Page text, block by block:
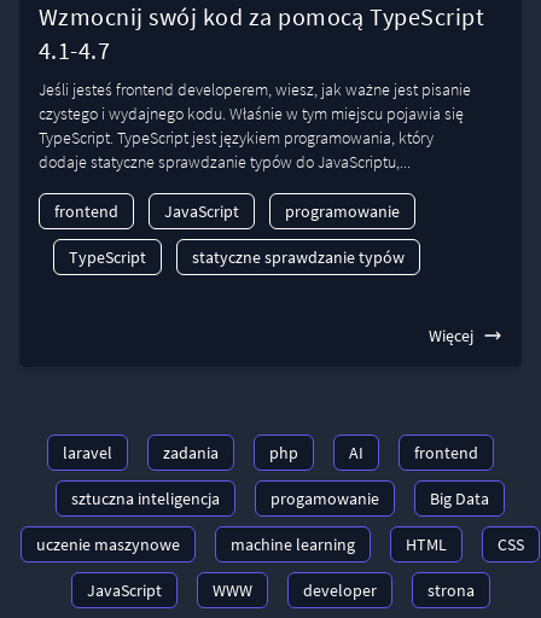
Wzmocnij swój kod za pomocą TypeScript
4.1-4.7
Jeśli jesteś frontend developerem, wiesz, jak ważne jest pisanie
czystego i wydajnego kodu. Właśnie w tym miejscu pojawia się
TypeScript. TypeScript jest językiem programowania, który
dodaje statyczne sprawdzanie typów do JavaScriptu,...
frontend JavaScript programowanie
TypeScript statyczne sprawdzanie typów
Więcej
laravel zadania php AI frontend
sztuczna inteligencja progamowanie Big Data
uczenie maszynowe machine learning HTML CSS
JavaScript WWW developer strona